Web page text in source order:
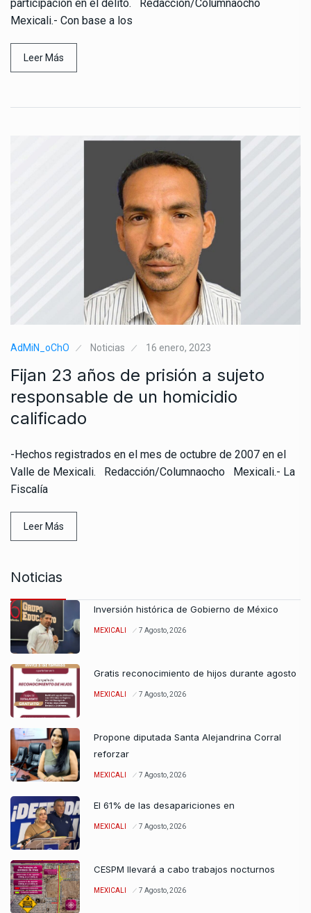
participación en el delito. Redacción/Columnaocho
Mexicali.- Con base a los
Leer Más
AdMiN_oChO Noticias 16 enero, 2023
Fijan 23 años de prisión a sujeto
responsable de un homicidio
calificado
-Hechos registrados en el mes de octubre de 2007 en el
Valle de Mexicali. Redacción/Columnaocho Mexicali.- La
Fiscalía
Leer Más
Noticias
Inversión histórica de Gobierno de México
MEXICALI 7 Agosto, 2026
Gratis reconocimiento de hijos durante agosto
MEXICALI 7 Agosto, 2026
Propone diputada Santa Alejandrina Corral
reforzar
MEXICALI 7 Agosto, 2026
El 61% de las desapariciones en
MEXICALI 7 Agosto, 2026
CESPM llevará a cabo trabajos nocturnos
MEXICALI 7 Agosto, 2026